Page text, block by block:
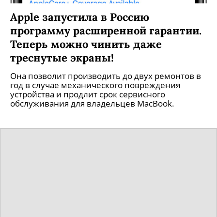
Apple запустила в Россию
программу расширенной гарантии.
Теперь можно чинить даже
треснутые экраны!
Она позволит производить до двух ремонтов в
год в случае механического повреждения
устройства и продлит срок сервисного
обслуживания для владельцев MacBook.